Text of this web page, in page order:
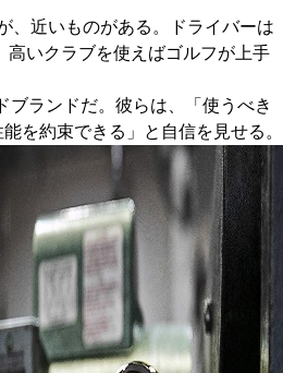
、近いものがある。ドライバーは
高いクラブを使えばゴルフが上手
ブランドだ。彼らは、「使うべき
を約束できる」と自信を見せる。
アウェイウッド